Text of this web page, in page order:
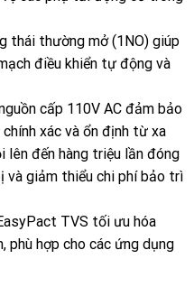
thái thường mở (1NO) giúp
điều khiển tự động và
cấp 110V AC đảm bảo
xác và ổn định từ xa
đến hàng triệu lần đóng
giảm thiểu chi phí bảo trì
TVS tối ưu hóa
hợp cho các ứng dụng